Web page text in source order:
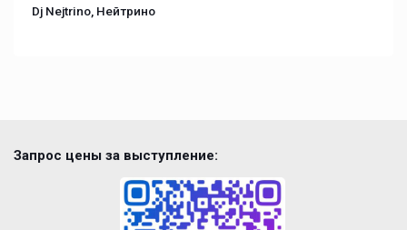
Dj Nejtrino, Нейтрино
Запрос цены за выступление: